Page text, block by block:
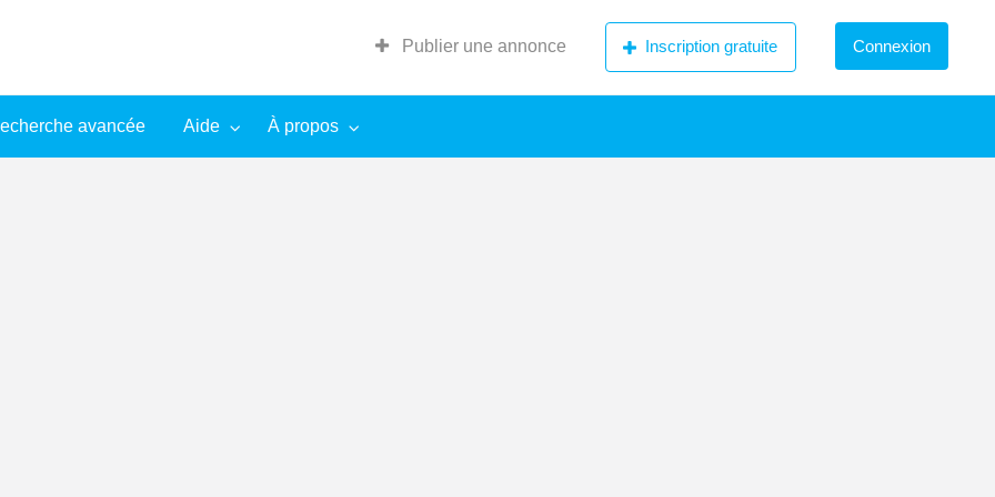
Publier une annonce Inscription gratuite Connexion
avancée Aide À propos